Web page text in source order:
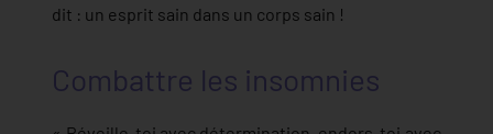
dit : un esprit sain dans un corps sain !
Combattre les insomnies